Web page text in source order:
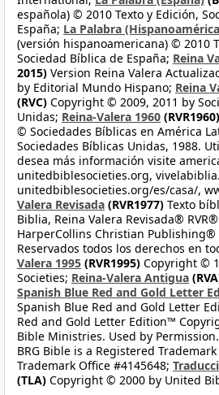
española) © 2010 Texto y Edición,
España; La Palabra
(versión hispanoamericana) © 2010
Sociedad Bíblica de España; Reina
2015) Version Reina Valera
by Editorial Mundo Hispano; Reina
(RVC) Copyright © 2009, 2011 by
Unidas; Reina-Valera 1960 (RVR1960)
© Sociedades Bíblicas en América
Sociedades Bíblicas Unidas, 1988.
desea más información visite
unitedbiblesocieties.org,
unitedbiblesocieties.org/es/casa/,
Valera Revisada (RVR1977) Texto
Biblia, Reina Valera Revisada®
HarperCollins Christian Publishing®
Reservados todos los derechos en
Valera 1995 (RVR1995) Copyright ©
Societies; Reina-Valera Antigua
Spanish Blue Red and Gold Letter
Spanish Blue Red and Gold Letter
Red and Gold Letter Edition™
Bible Ministries. Used by
BRG Bible is a Registered
Trademark Office #4145648;
(TLA) Copyright © 2000 by United